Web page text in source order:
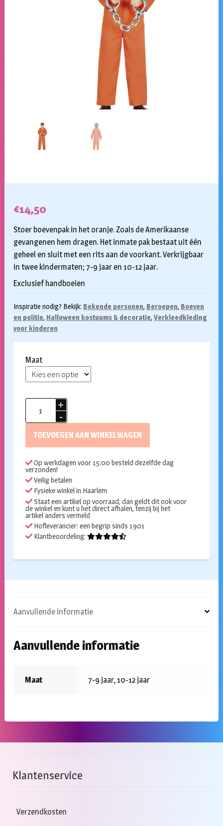
€14,50
Stoer boevenpak in het oranje. Zoals de Amerikaanse
gevangenen hem dragen. Het inmate pak bestaat uit één
geheel en sluit met een rits aan de voorkant. Verkrijgbaar
in twee kindermaten; 7-9 jaar en 10-12 jaar.
Exclusief handboeien
Inspiratie nodig? Bekijk: Bekende personen, Beroepen, Boeven
en politie, Halloween kostuums & decoratie, Verkleedkleding
voor kinderen
Maat
Gevangenis
overall
TOEVOEGEN AAN WINKELWAGEN
Op werkdagen voor 15:00 besteld dezelfde dag
verzonden!
Veilig betalen
Fysieke winkel in Haarlem
Staat een artikel op voorraad, dan geldt dit ook voor
de winkel en kunt u het direct afhalen, tenzij bij het
artikel anders vermeld
Hofleverancier: een begrip sinds 1901
Klantbeoordeling:
Aanvullende informatie
Aanvullende informatie
Maat 7-9 jaar, 10-12 jaar
Klantenservice
Verzendkosten